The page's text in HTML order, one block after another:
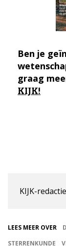
Ben je
graag
KIJK!
KIJK-redactie
LEES MEER OVER
STERRENKUNDE